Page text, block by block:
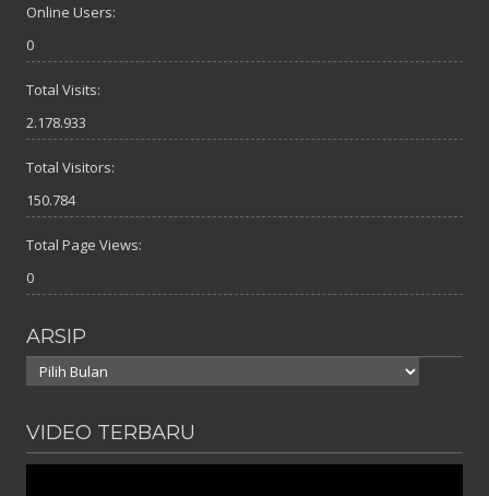
Online Users:
0
Total Visits:
2.178.933
Total Visitors:
150.784
Total Page Views:
0
ARSIP
Arsip
VIDEO TERBARU